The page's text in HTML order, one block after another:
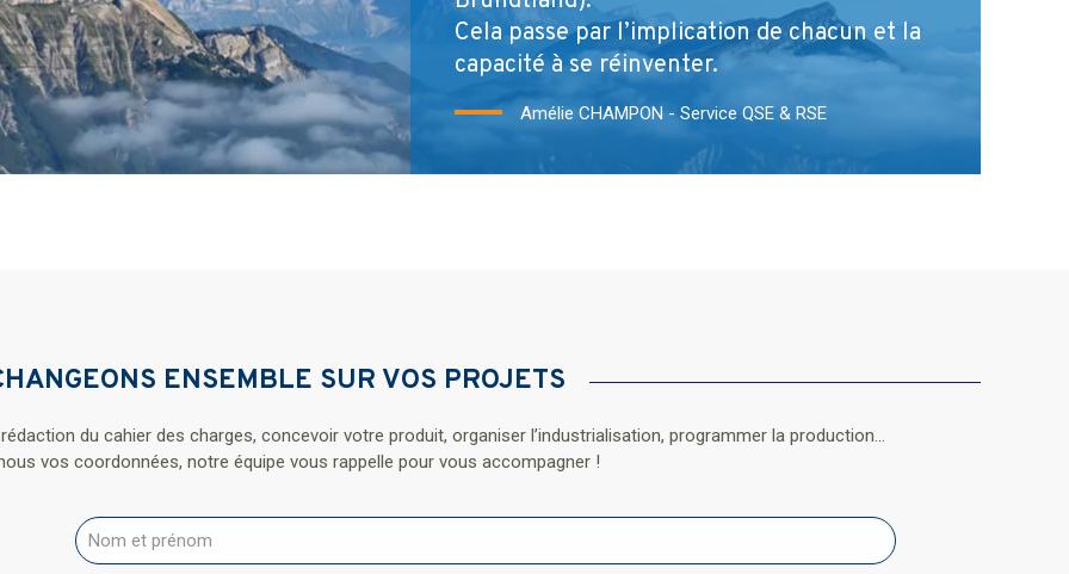
Cela passe par l’implication de chacun et la
capacité à se réinventer.
Amélie CHAMPON - Service QSE & RSE
ENSEMBLE SUR VOS PROJETS
du cahier des charges, concevoir votre produit, organiser l’industrialisation, programmer la production...
vos coordonnées, notre équipe vous rappelle pour vous accompagner !